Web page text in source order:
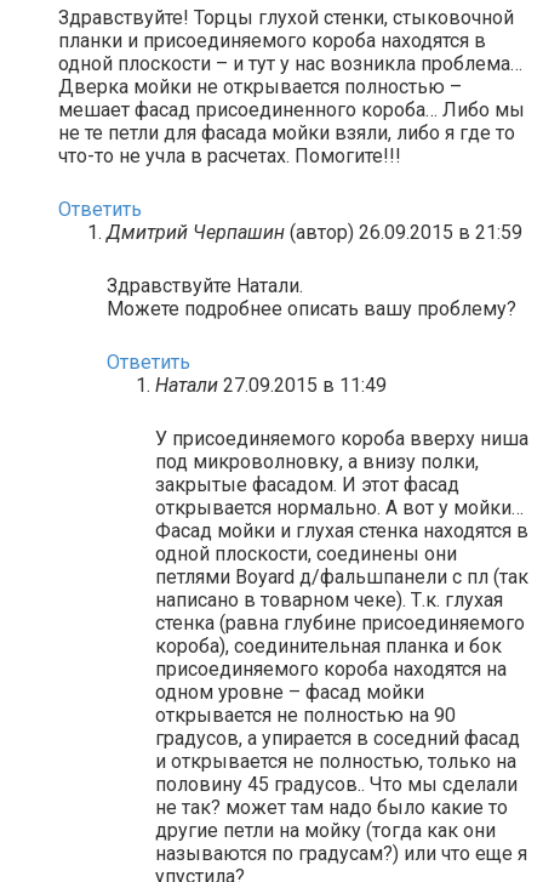
Здравствуйте! Торцы глухой стенки, стыковочной
планки и присоединяемого короба находятся в
одной плоскости – и тут у нас возникла проблема…
Дверка мойки не открывается полностью –
мешает фасад присоединенного короба… Либо мы
не те петли для фасада мойки взяли, либо я где то
что-то не учла в расчетах. Помогите!!!
Ответить
Дмитрий Черпашин (автор) 26.09.2015 в 21:59
Здравствуйте Натали.
Можете подробнее описать вашу проблему?
Ответить
Натали 27.09.2015 в 11:49
У присоединяемого короба вверху ниша
под микроволновку, а внизу полки,
закрытые фасадом. И этот фасад
открывается нормально. А вот у мойки…
Фасад мойки и глухая стенка находятся в
одной плоскости, соединены они
петлями Boyard д/фальшпанели с пл (так
написано в товарном чеке). Т.к. глухая
стенка (равна глубине присоединяемого
короба), соединительная планка и бок
присоединяемого короба находятся на
одном уровне – фасад мойки
открывается не полностью на 90
градусов, а упирается в соседний фасад
и открывается не полностью, только на
половину 45 градусов.. Что мы сделали
не так? может там надо было какие то
другие петли на мойку (тогда как они
называются по градусам?) или что еще я
упустила?